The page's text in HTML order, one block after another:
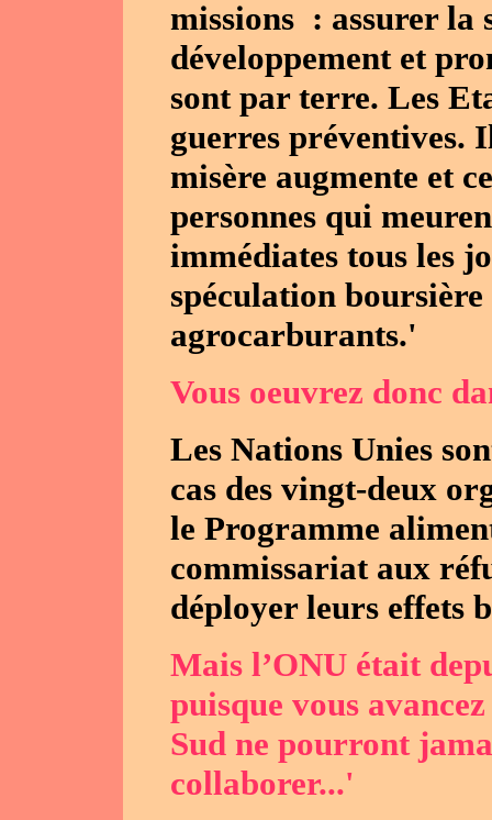
missions : assurer la
développement et
sont par terre. Les
guerres
misère augmente et
personnes qui
immédiates tous les
spéculation
agrocarburants.'
Vous oeuvrez donc
Les Nations Unies
cas des vingt-deux
le Programme
commissariat aux
déployer leurs effets
Mais l’ONU était
puisque vous
Sud ne pourront
collaborer...'